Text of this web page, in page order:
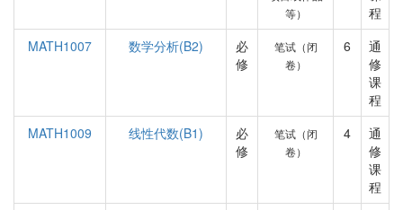
等）
程
MATH1007
数学分析(B2)
必
修
笔试（闭
卷）
6
通
修
课
程
MATH1009
线性代数(B1)
必
修
笔试（闭
卷）
4
通
修
课
程